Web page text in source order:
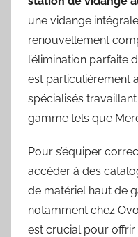
une vidange
renouvellement
l’élimination parfaite
est particulièrement
spécialisés
gamme tels que
Pour s’équiper
accéder à des
de matériel haut de
notamment chez
est crucial pour